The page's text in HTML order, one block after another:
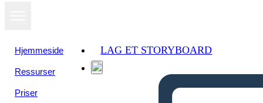
Hjemmeside
Ressurser
Priser
LAG ET STORYBOARD
Vis som
lysbildefremvisning